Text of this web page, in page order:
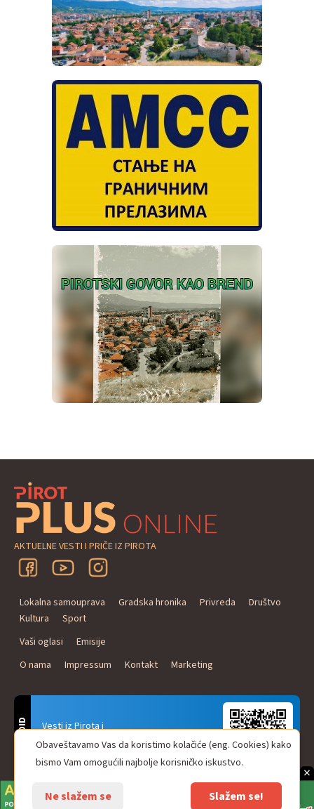
×
AKTUELNE VESTI I PRIČE IZ PIROTA
Lokalna samouprava Gradska hronika Privreda
Društvo
Kultura
Sport
Vaši oglasi
Emisije
O nama
Impressum Kontakt Marketing
Vesti iz Pirota i
Naxi Plus Radio
Uvek u Vašem džepu!
ANDROID
© Pirot plus online - internet portal. Sva prava zadržana.
Obaveštavamo Vas da koristimo kolačiće (eng. Cookies) kako
bismo Vam omogućili najbolje korisničko iskustvo.
Ne slažem se Slažem se!